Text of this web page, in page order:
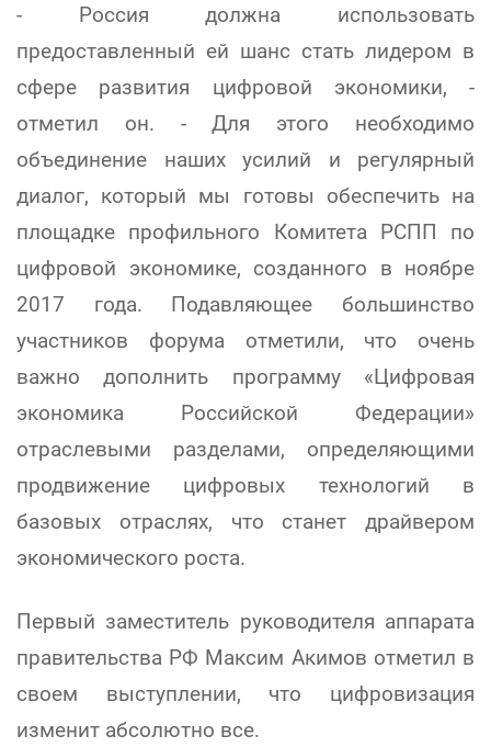
- Россия должна использовать
предоставленный ей шанс стать лидером в
сфере развития цифровой экономики, -
отметил он. - Для этого необходимо
объединение наших усилий и регулярный
диалог, который мы готовы обеспечить на
площадке профильного Комитета РСПП по
цифровой экономике, созданного в ноябре
2017 года. Подавляющее большинство
участников форума отметили, что очень
важно дополнить программу «Цифровая
экономика Российской Федерации»
отраслевыми разделами, определяющими
продвижение цифровых технологий в
базовых отраслях, что станет драйвером
экономического роста.
Первый заместитель руководителя аппарата
правительства РФ Максим Акимов отметил в
своем выступлении, что цифровизация
изменит абсолютно все.